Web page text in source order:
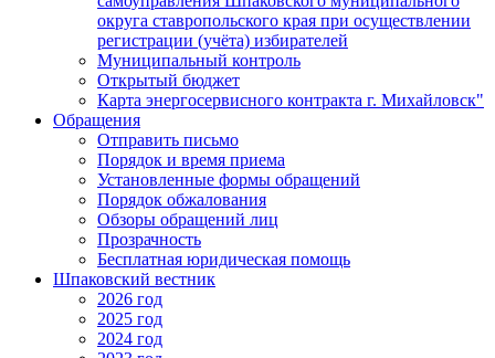
округа ставропольского края при осуществлении
регистрации (учёта) избирателей
Муниципальный контроль
Открытый бюджет
Карта энергосервисного контракта г. Михайловск"
Обращения
Отправить письмо
Порядок и время приема
Установленные формы обращений
Порядок обжалования
Обзоры обращений лиц
Прозрачность
Бесплатная юридическая помощь
Шпаковский вестник
2026 год
2025 год
2024 год